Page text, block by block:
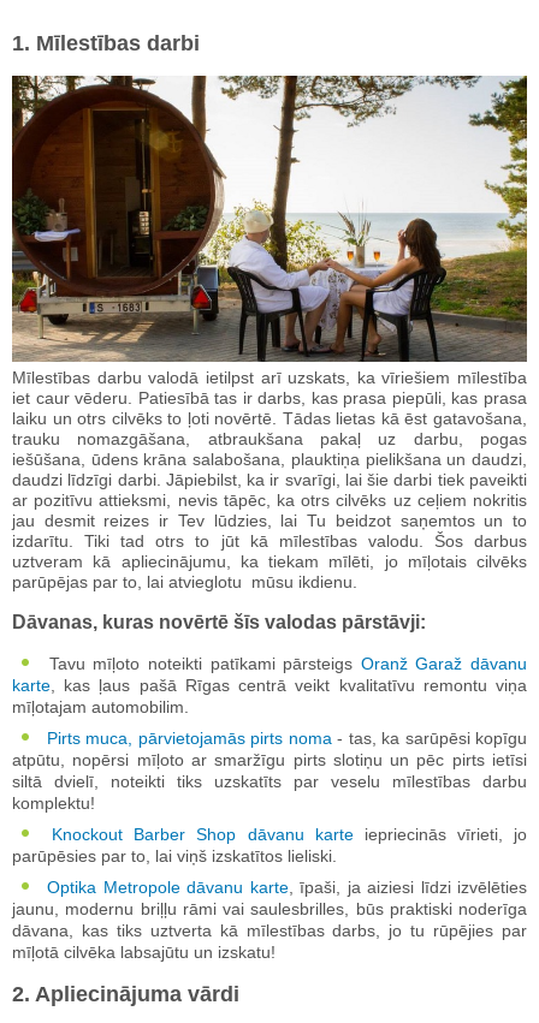
1. Mīlestības darbi
Mīlestības darbu valodā ietilpst arī uzskats, ka vīriešiem mīlestība
iet caur vēderu. Patiesībā tas ir darbs, kas prasa piepūli, kas prasa
laiku un otrs cilvēks to ļoti novērtē. Tādas lietas kā ēst gatavošana,
trauku nomazgāšana, atbraukšana pakaļ uz darbu, pogas
iešūšana, ūdens krāna salabošana, plauktiņa pielikšana un daudzi,
daudzi līdzīgi darbi. Jāpiebilst, ka ir svarīgi, lai šie darbi tiek paveikti
ar pozitīvu attieksmi, nevis tāpēc, ka otrs cilvēks uz ceļiem nokritis
jau desmit reizes ir Tev lūdzies, lai Tu beidzot saņemtos un to
izdarītu. Tiki tad otrs to jūt kā mīlestības valodu. Šos darbus
uztveram kā apliecinājumu, ka tiekam mīlēti, jo mīļotais cilvēks
parūpējas par to, lai atvieglotu mūsu ikdienu.
Dāvanas, kuras novērtē šīs valodas pārstāvji:
Tavu mīļoto noteikti patīkami pārsteigs Oranž Garaž dāvanu
karte , kas ļaus pašā Rīgas centrā veikt kvalitatīvu remontu viņa
mīļotajam automobilim.
Pirts muca, pārvietojamās pirts noma - tas, ka sarūpēsi kopīgu
atpūtu, nopērsi mīļoto ar smaržīgu pirts slotiņu un pēc pirts ietīsi
siltā dvielī, noteikti tiks uzskatīts par veselu mīlestības darbu
komplektu!
Knockout Barber Shop dāvanu karteiepriecinās vīrieti, jo
parūpēsies par to, lai viņš izskatītos lieliski.
Optika Metropole dāvanu karte, īpaši, ja aiziesi līdzi izvēlēties
jaunu, modernu briļļu rāmi vai saulesbrilles, būs praktiski noderīga
dāvana, kas tiks uztverta kā mīlestības darbs, jo tu rūpējies par
mīļotā cilvēka labsajūtu un izskatu!
2. Apliecinājuma vārdi